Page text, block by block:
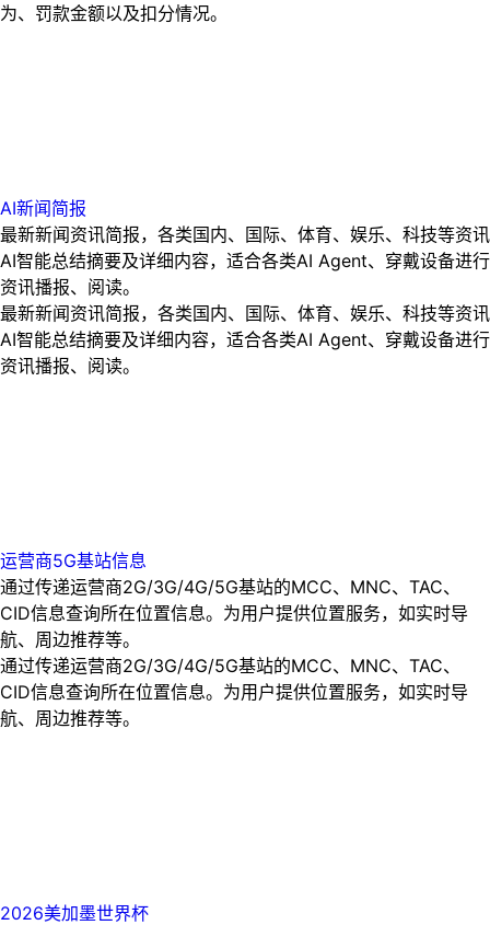
为、罚款金额以及扣分情况。
AI新闻简报
最新新闻资讯简报，各类国内、国际、体育、娱乐、科技等资讯
AI智能总结摘要及详细内容，适合各类AI Agent、穿戴设备进行
资讯播报、阅读。
最新新闻资讯简报，各类国内、国际、体育、娱乐、科技等资讯
AI智能总结摘要及详细内容，适合各类AI Agent、穿戴设备进行
资讯播报、阅读。
运营商5G基站信息
通过传递运营商2G/3G/4G/5G基站的MCC、MNC、TAC、
CID信息查询所在位置信息。为用户提供位置服务，如实时导
航、周边推荐等。
通过传递运营商2G/3G/4G/5G基站的MCC、MNC、TAC、
CID信息查询所在位置信息。为用户提供位置服务，如实时导
航、周边推荐等。
2026美加墨世界杯